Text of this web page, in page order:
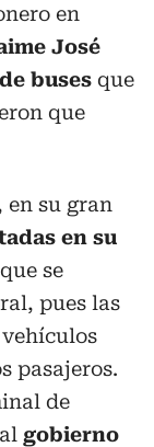
en
José
buses que
que
en su gran
en su
se
pues las
pasajeros.
de
gobierno